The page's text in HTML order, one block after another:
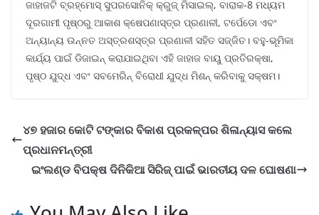
ଜାହାଜଟି ବ୍ରହ୍ମୋସ୍ ସୁପରସୋନିକ୍ କ୍ରୁଜ୍ ମିସାଇଲ୍, ବାରାକ-8 ମଧ୍ୟମ
ଦୂରଗାମୀ ପୃଷ୍ଠରୁ ଆକାଶ କ୍ଷେପଣାସ୍ତ୍ର ପ୍ରଣାଳୀ, ଟର୍ପେଡୋ ଏବଂ
ଅନ୍ୟାନ୍ୟ ଉନ୍ନତ ଅସ୍ତ୍ରଶସ୍ତ୍ର ପ୍ରଣାଳୀ ସହିତ ସଜ୍ଜିତ। ବହୁ-ଭୂମିକା
କାର୍ଯ୍ୟ ପାଇଁ ଡିଜାଇନ୍ କରାଯାଇଥିବା ଏହି ଜାହାଜ ବାୟୁ ପ୍ରତିରକ୍ଷା,
ପୃଷ୍ଠ ଯୁଦ୍ଧ ଏବଂ ସବମେରିନ୍ ବିରୋଧୀ ଯୁଦ୍ଧ ମିଶନ୍ କରିବାକୁ ସକ୍ଷମ।
୪୭ ହଜାର କୋଟି ଟଙ୍କାର ବିକାଶ ପ୍ରକଳ୍ପର ଶିଳାନ୍ୟାସ କଲେ
ପ୍ରଧାନମନ୍ତ୍ରୀ
ଇଂଲଣ୍ଡ ବିପକ୍ଷ ଦିନିକିଆ ସିରିଜ୍ ପାଇଁ ଭାରତୀୟ ଦଳ ଘୋଷଣା